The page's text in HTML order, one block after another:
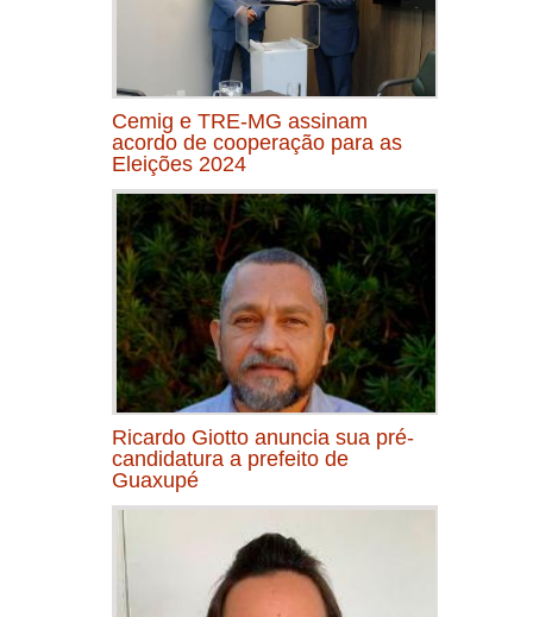
Cemig e TRE-MG assinam
acordo de cooperação para as
Eleições 2024
Ricardo Giotto anuncia sua pré-
candidatura a prefeito de
Guaxupé